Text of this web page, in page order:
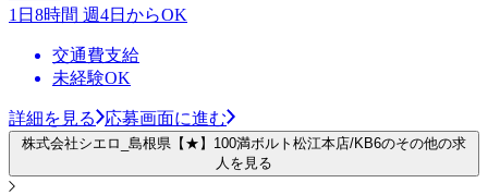
1日8時間 週4日からOK
交通費支給
未経験OK
詳細を見る 応募画面に進む
株式会社シエロ_島根県【★】100満ボルト松江本店/KB6のその他の求
人を見る